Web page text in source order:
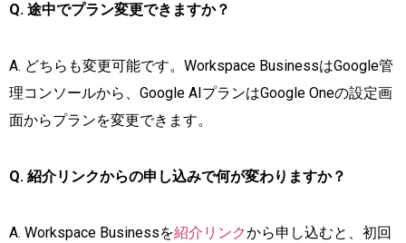
Q. 途中でプラン変更できますか？
A. どちらも変更可能です。Workspace BusinessはGoogle管
理コンソールから、Google AIプランはGoogle Oneの設定画
面からプランを変更できます。
Q. 紹介リンクからの申し込みで何が変わりますか？
A. Workspace Businessを紹介リンクから申し込むと、初回